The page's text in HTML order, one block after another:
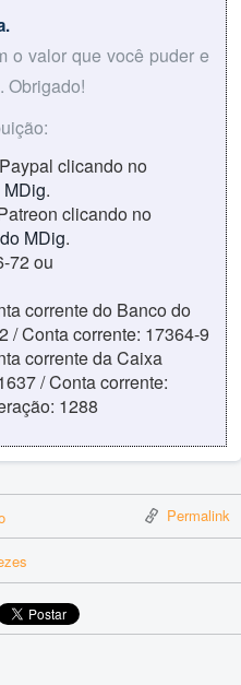
o valor que você puder e
Obrigado!
clicando no
.
clicando no
MDig.
72 ou
corrente do Banco do
/ Conta corrente: 17364-9
corrente da Caixa
/ Conta corrente:
1288
Permalink